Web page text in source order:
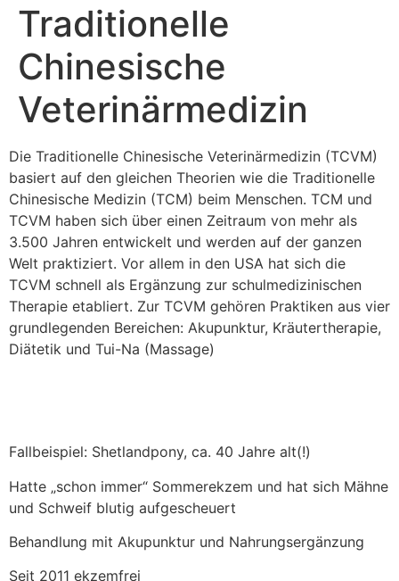
Traditionelle
Chinesische
Veterinärmedizin
Die Traditionelle Chinesische Veterinärmedizin (TCVM)
basiert auf den gleichen Theorien wie die Traditionelle
Chinesische Medizin (TCM) beim Menschen. TCM und
TCVM haben sich über einen Zeitraum von mehr als
3.500 Jahren entwickelt und werden auf der ganzen
Welt praktiziert. Vor allem in den USA hat sich die
TCVM schnell als Ergänzung zur schulmedizinischen
Therapie etabliert. Zur TCVM gehören Praktiken aus vier
grundlegenden Bereichen: Akupunktur, Kräutertherapie,
Diätetik und Tui-Na (Massage)
Fallbeispiel: Shetlandpony, ca. 40 Jahre alt(!)
Hatte „schon immer“ Sommerekzem und hat sich Mähne
und Schweif blutig aufgescheuert
Behandlung mit Akupunktur und Nahrungsergänzung
Seit 2011 ekzemfrei